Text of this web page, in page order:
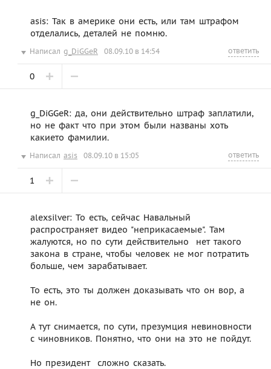
asis: Так в америке они есть, или там штрафом
отделались, деталей не помню.
Написал g_DiGGeR 08.09.10 в 14:54 ответить
0
g_DiGGeR: да, они действительно штраф заплатили,
но не факт что при этом были названы хоть
какието фамилии.
Написал asis 08.09.10 в 15:05 ответить
1
alexsilver: То есть, сейчас Навальный
распространяет видео "неприкасаемые". Там
жалуются, но по сути действительно  нет такого
закона в стране, чтобы человек не мог потратить
больше, чем зарабатывает.
То есть, это ты должен доказывать что он вор, а
не он.
А тут снимается, по сути, презумция невиновности
с чиновников. Понятно, что они на это не пойдут.
Но президент  сложно сказать.